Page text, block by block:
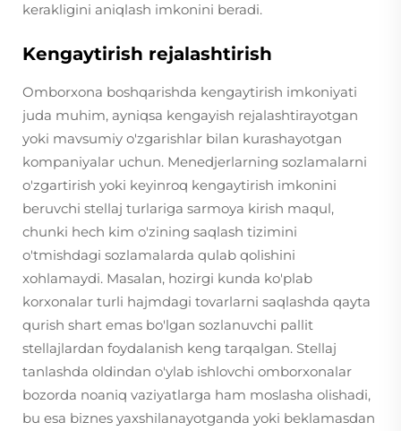
kerakligini aniqlash imkonini beradi.
Kengaytirish rejalashtirish
Omborxona boshqarishda kengaytirish imkoniyati
juda muhim, ayniqsa kengayish rejalashtirayotgan
yoki mavsumiy o'zgarishlar bilan kurashayotgan
kompaniyalar uchun. Menedjerlarning sozlamalarni
o'zgartirish yoki keyinroq kengaytirish imkonini
beruvchi stellaj turlariga sarmoya kirish maqul,
chunki hech kim o'zining saqlash tizimini
o'tmishdagi sozlamalarda qulab qolishini
xohlamaydi. Masalan, hozirgi kunda ko'plab
korxonalar turli hajmdagi tovarlarni saqlashda qayta
qurish shart emas bo'lgan sozlanuvchi pallit
stellajlardan foydalanish keng tarqalgan. Stellaj
tanlashda oldindan o'ylab ishlovchi omborxonalar
bozorda noaniq vaziyatlarga ham moslasha olishadi,
bu esa biznes yaxshilanayotganda yoki beklamasdan